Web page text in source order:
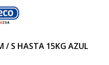
/ S HASTA 15KG AZUL